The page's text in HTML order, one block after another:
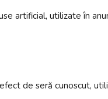
artificial, utilizate în
de seră cunoscut,